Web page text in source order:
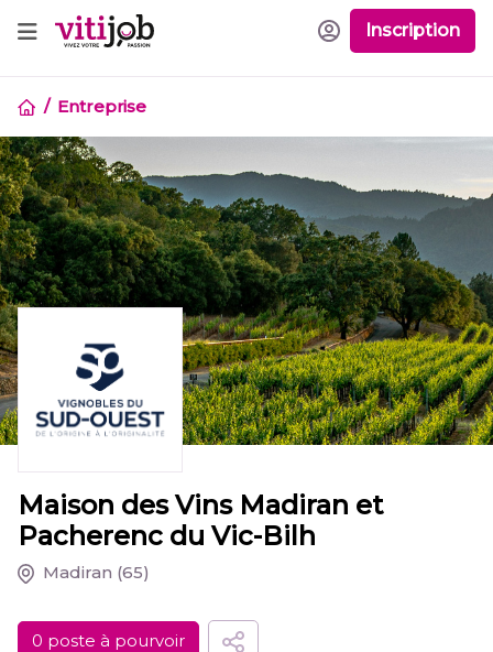
Inscription
Entreprise
Maison des Vins Madiran et
Pacherenc du Vic-Bilh
Madiran (65)
0 poste à pourvoir